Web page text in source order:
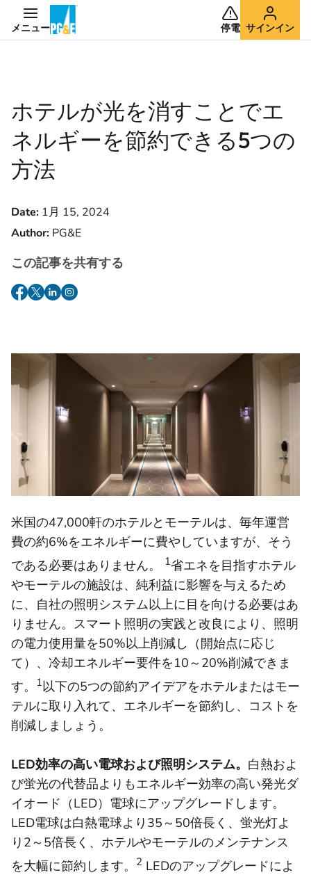
メニュー 停電 サインイン
ホテルが光を消すことでエ
ネルギーを節約できる5つの
方法
Date: 1月 15, 2024
Author: PG&E
この記事を共有する
米国の47,000軒のホテルとモーテルは、毎年運営
費の約6%をエネルギーに費やしていますが、そう
である必要はありません。
1省エネを目指すホテル
やモーテルの施設は、純利益に影響を与えるため
に、自社の照明システム以上に目を向ける必要はあ
りません。スマート照明の実践と改良により、照明
の電力使用量を50%以上削減し（開始点に応じ
て）、冷却エネルギー要件を10～20%削減できま
す。
1以下の5つの節約アイデアをホテルまたはモー
テルに取り入れて、エネルギーを節約し、コストを
削減しましょう。
LED効率の高い電球および照明システム。 白熱およ
び蛍光の代替品よりもエネルギー効率の高い発光ダ
イオード（LED）電球にアップグレードします。
LED電球は白熱電球より35～50倍長く、蛍光灯よ
り2～5倍長く、ホテルやモーテルのメンテナンス
を大幅に節約します。
2 LEDのアップグレードによ